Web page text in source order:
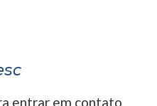
entrar em contato